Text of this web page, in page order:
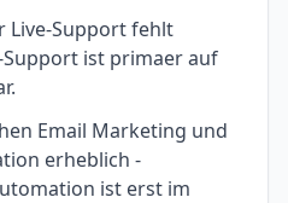
Live-Support fehlt
ist primaer auf
Email Marketing und
erheblich -
ist erst im